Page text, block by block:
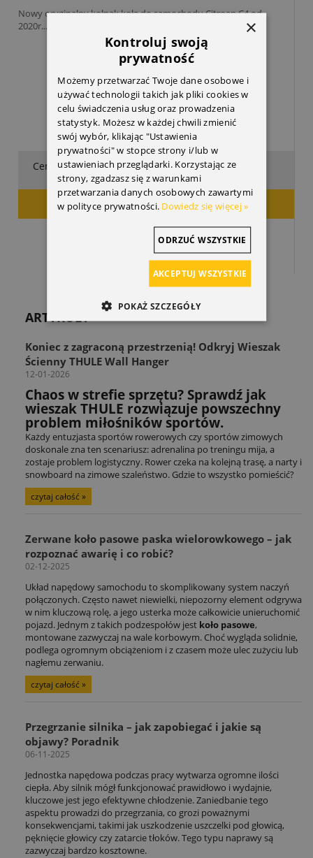
Nowy oryginalny kołpak koła do samochodu Citroen C4 od
2020r....
Cena: 489,15 zł
DODAJ DO KOSZYKA
ARTYKUŁY
Koniec z zagraconą przestrzenią! Odkryj Wieszak
Ścienny THULE Wall Hanger
12-01-2026
Chaos w strefie sprzętu? Sprawdź jak
wieszak THULE rozwiązuje powszechny
problem miłośników sportów.
Każdy entuzjasta sportów rowerowych czy sportów zimowych
doskonale zna ten scenariusz: adrenalina po treningu mija, a
zostaje problem logistyczny. Rower czeka na kolejną trasę, a narty i
snowboard na zimowe szaleństwo. Gdzie to wszystko pomieścić?
czytaj całość »
Zerwane koło pasowe paska wielorowkowego – jak
rozpoznać awarię i co robić?
02-12-2025
Układ napędowy samochodu to skomplikowany system naczyń
połączonych. Często nawet niewielki, niepozorny element odgrywa
w nim kluczową rolę, a jego usterka może całkowicie unieruchomić
pojazd. Jednym z takich podzespołów jest koło pasowe,
montowane zazwyczaj na wale korbowym. Choć wygląda solidnie,
podlega ogromnym obciążeniom i z czasem może ulec zużyciu lub
nagłemu zerwaniu.
czytaj całość »
Przegrzanie silnika – jak zapobiegać i jakie są
objawy? Poradnik
06-11-2025
Jednostka napędowa podczas pracy wytwarza ogromne ilości
ciepła. Aby silnik mógł funkcjonować prawidłowo i wydajnie,
kluczowe jest jego efektywne chłodzenie. Zaniedbanie tego
aspektu prowadzi do przegrzania, co grozi poważnymi
konsekwencjami, takimi jak uszkodzenie uszczelki pod głowicą,
pęknięcie głowicy czy zatarcie tłoków. Tego typu naprawy są
zazwyczaj bardzo kosztowne.
×
Kontroluj swoją
prywatność
Możemy przetwarzać Twoje dane osobowe i
używać technologii takich jak pliki cookies w
celu świadczenia usług oraz prowadzenia
statystyk. Możesz w każdej chwili zmienić
swój wybór, klikając "Ustawienia
prywatności" w stopce strony i/lub w
ustawieniach przeglądarki. Korzystając ze
strony, zgadzasz się z warunkami
przetwarzania danych osobowych zawartymi
w polityce prywatności. Dowiedz się więcej »
AKCEPTUJ WSZYSTKIE
ODRZUĆ WSZYSTKIE
POKAŻ SZCZEGÓŁY